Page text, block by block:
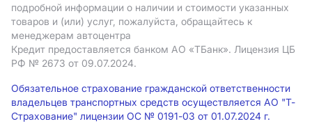
подробной информации о наличии и стоимости указанных
товаров и (или) услуг, пожалуйста, обращайтесь к
менеджерам автоцентра
Кредит предоставляется банком АO «ТБанк». Лицензия ЦБ
РФ № 2673 от 09.07.2024.
Обязательное страхование гражданской ответственности
владельцев транспортных средств осуществляется АО "Т-
Страхование" лицензии ОС № 0191-03 от 01.07.2024 г.